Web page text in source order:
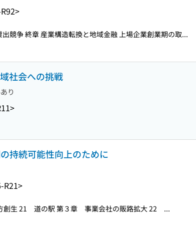
出競争 終章 産業構造転換と地域金融 上場企業創業期の取...
社会への挑戦
り
持続可能性向上のために
R21>
創生 21 道の駅 第３章 事業会社の販路拡大 22 ...